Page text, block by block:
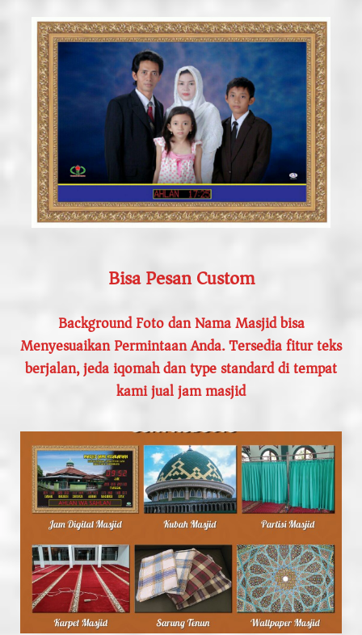
Bisa Pesan Custom
Background Foto dan Nama Masjid bisa
Menyesuaikan Permintaan Anda. Tersedia fitur teks
berjalan, jeda iqomah dan type standard di tempat
kami jual jam masjid